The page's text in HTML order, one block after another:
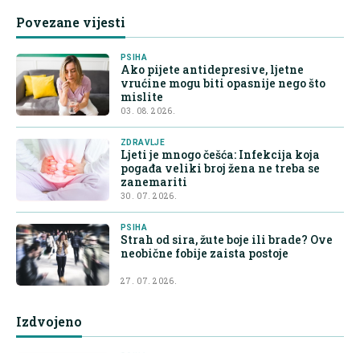
Povezane vijesti
PSIHA
Ako pijete antidepresive, ljetne
vrućine mogu biti opasnije nego što
mislite
03. 08. 2026.
ZDRAVLJE
Ljeti je mnogo češća: Infekcija koja
pogađa veliki broj žena ne treba se
zanemariti
30. 07. 2026.
PSIHA
Strah od sira, žute boje ili brade? Ove
neobične fobije zaista postoje
27. 07. 2026.
Izdvojeno